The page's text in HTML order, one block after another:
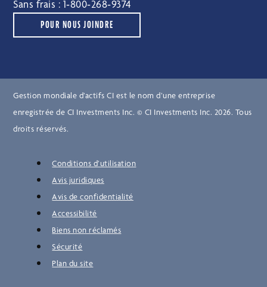
Sans frais : 1‑800‑268‑9374
POUR NOUS JOINDRE
Gestion mondiale d’actifs CI est le nom d’une entreprise
enregistrée de CI Investments Inc. © CI Investments Inc. 2026. Tous
droits réservés.
Conditions d’utilisation
Avis juridiques
Avis de confidentialité
Accessibilité
Biens non réclamés
Sécurité
Plan du site